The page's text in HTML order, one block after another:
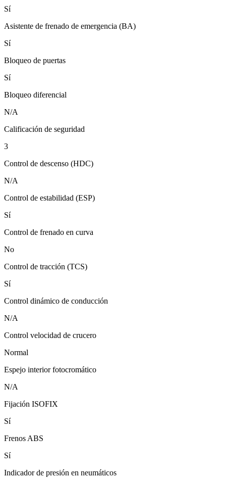
Sí
Asistente de frenado de emergencia (BA)
Sí
Bloqueo de puertas
Sí
Bloqueo diferencial
N/A
Calificación de seguridad
3
Control de descenso (HDC)
N/A
Control de estabilidad (ESP)
Sí
Control de frenado en curva
No
Control de tracción (TCS)
Sí
Control dinámico de conducción
N/A
Control velocidad de crucero
Normal
Espejo interior fotocromático
N/A
Fijación ISOFIX
Sí
Frenos ABS
Sí
Indicador de presión en neumáticos